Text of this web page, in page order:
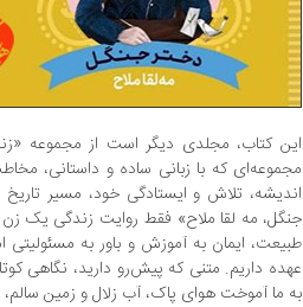
این کتاب، مجلدی دیگر است از مجموعه‌
مجموعه‌ای که با زبانی ساده و داستانی،
اندیشه، تلاش و ایستادگی خود، مسیر تاریخ
جنگل، مه لقا ملاح» فقط روایت زندگی یک
طبیعت، ایمان به آموزش و باور به مسئولیتی
عهده داریم. متنی که پیش‌رو دارید، نگاهی
به ما آموخت هوای پاک، آب زلال و زمین